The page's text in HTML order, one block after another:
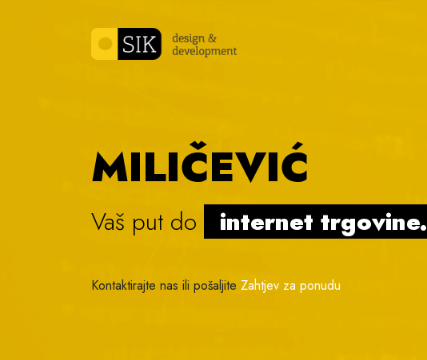
MILIČEVIĆ
Vaš put do internet trgovine.
Kontaktirajte nas ili pošaljite Zahtjev za ponudu